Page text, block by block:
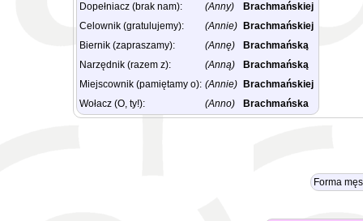
Dopełniacz (brak nam):
(Anny)
Brachmańskiej
Celownik (gratulujemy):
(Annie)
Brachmańskiej
Biernik (zapraszamy):
(Annę)
Brachmańską
Narzędnik (razem z):
(Anną)
Brachmańską
Miejscownik (pamiętamy o): (Annie)
Brachmańskiej
Wołacz (O, ty!):
(Anno) Brachmańska
Forma